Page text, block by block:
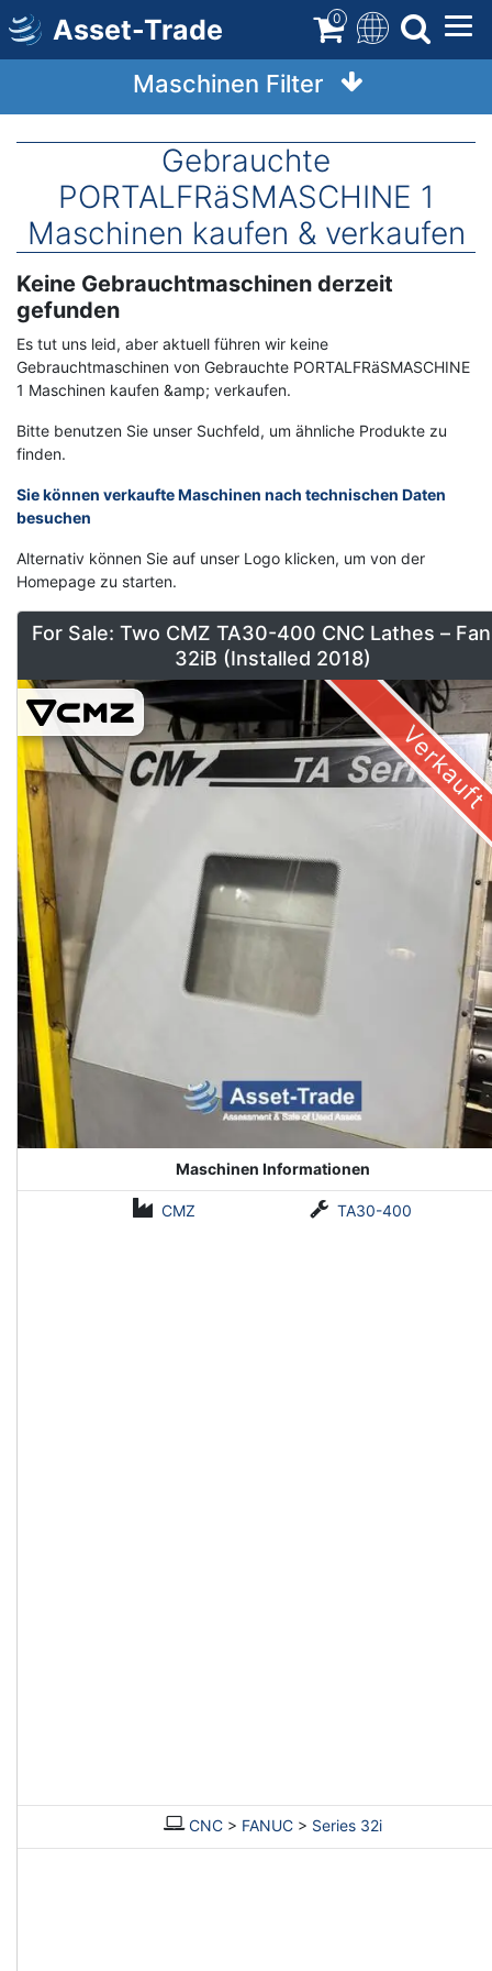
Direkt
zum
Inhalt
Asset-Trade 0
Maschinen Filter
Gebrauchte
PORTALFRäSMASCHINE 1
Maschinen kaufen & verkaufen
Keine Gebrauchtmaschinen derzeit
gefunden
Es tut uns leid, aber aktuell führen wir keine
Gebrauchtmaschinen von Gebrauchte PORTALFRäSMASCHINE
1 Maschinen kaufen &amp; verkaufen.
Bitte benutzen Sie unser Suchfeld, um ähnliche Produkte zu
finden.
Sie können verkaufte Maschinen nach technischen Daten
besuchen
Alternativ können Sie auf unser Logo klicken, um von der
Homepage zu starten.
For Sale: Two CMZ TA30-400 CNC Lathes –
32iB (Installed 2018)
Verkauft
Maschinen Informationen
CMZ TA30-400
CNC> FANUC> Series 32i